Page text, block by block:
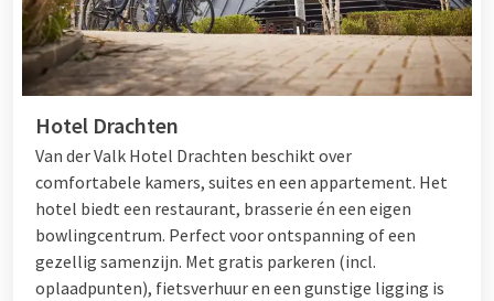
Hotel Drachten
Van der Valk Hotel Drachten beschikt over
comfortabele kamers, suites en een appartement. Het
hotel biedt een restaurant, brasserie én een eigen
bowlingcentrum. Perfect voor ontspanning of een
gezellig samenzijn. Met gratis parkeren (incl.
oplaadpunten), fietsverhuur en een gunstige ligging is